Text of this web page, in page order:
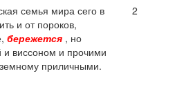
семья мира сего в
и от пороков,
бережется , но
виссоном и прочими
приличными.
2